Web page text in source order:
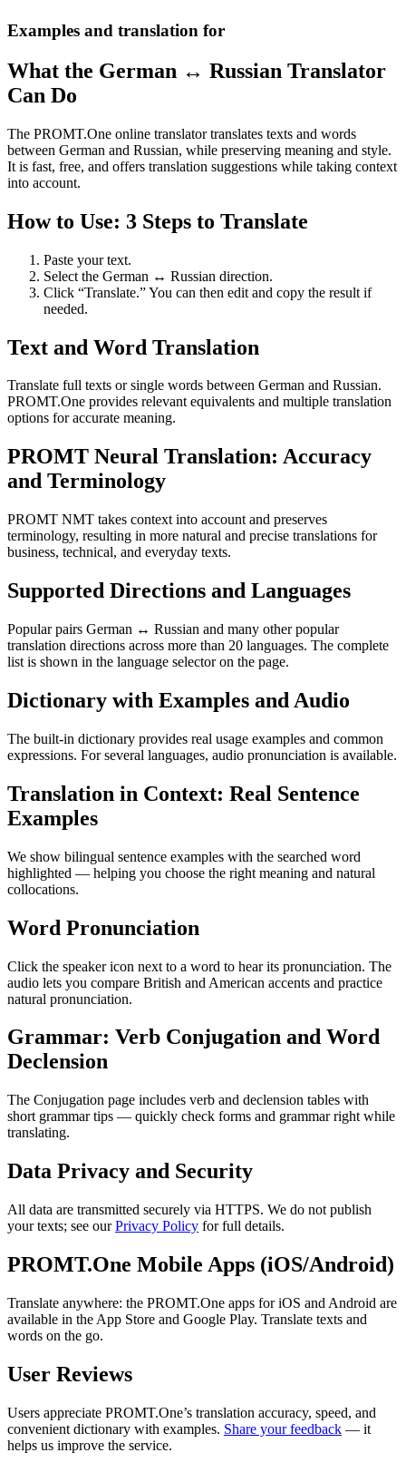
Examples and translation for
What the German ↔ Russian Translator
Can Do
The PROMT.One online translator translates texts and words
between German and Russian, while preserving meaning and style.
It is fast, free, and offers translation suggestions while taking context
into account.
How to Use: 3 Steps to Translate
Paste your text.
Select the German ↔ Russian direction.
Click “Translate.” You can then edit and copy the result if
needed.
Text and Word Translation
Translate full texts or single words between German and Russian.
PROMT.One provides relevant equivalents and multiple translation
options for accurate meaning.
PROMT Neural Translation: Accuracy
and Terminology
PROMT NMT takes context into account and preserves
terminology, resulting in more natural and precise translations for
business, technical, and everyday texts.
Supported Directions and Languages
Popular pairs German ↔ Russian and many other popular
translation directions across more than 20 languages. The complete
list is shown in the language selector on the page.
Dictionary with Examples and Audio
The built-in dictionary provides real usage examples and common
expressions. For several languages, audio pronunciation is available.
Translation in Context: Real Sentence
Examples
We show bilingual sentence examples with the searched word
highlighted — helping you choose the right meaning and natural
collocations.
Word Pronunciation
Click the speaker icon next to a word to hear its pronunciation. The
audio lets you compare British and American accents and practice
natural pronunciation.
Grammar: Verb Conjugation and Word
Declension
The Conjugation page includes verb and declension tables with
short grammar tips — quickly check forms and grammar right while
translating.
Data Privacy and Security
All data are transmitted securely via HTTPS. We do not publish
your texts; see ourPrivacy Policy for full details.
PROMT.One Mobile Apps (iOS/Android)
Translate anywhere: the PROMT.One apps for iOS and Android are
available in the App Store and Google Play. Translate texts and
words on the go.
User Reviews
Users appreciate PROMT.One’s translation accuracy, speed, and
convenient dictionary with examples. Share your feedback — it
helps us improve the service.